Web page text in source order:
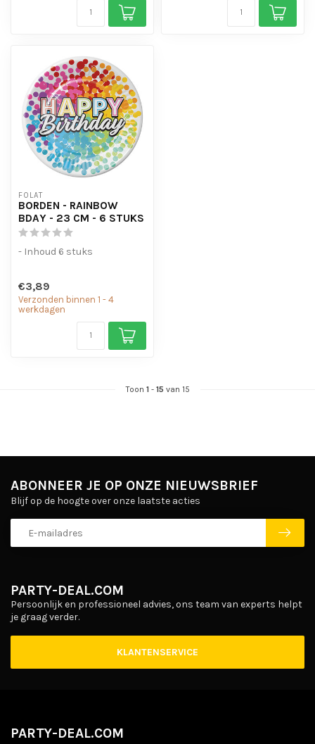
FOLAT
BORDEN - RAINBOW
BDAY - 23 CM - 6 STUKS
- Inhoud 6 stuks
€3,89
Verzonden binnen 1 - 4
werkdagen
Toon 1- 15 van 15
PARTY-DEAL.COM
Persoonlijk en professioneel advies, ons team van experts helpt
je graag verder.
KLANTENSERVICE
ABONNEER JE OP ONZE NIEUWSBRIEF
Blijf op de hoogte over onze laatste acties
PARTY-DEAL.COM